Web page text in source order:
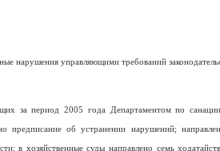
нарушения управляющими требований
за период 2005 года Департаментом по
предписание об устранении нарушений;
в хозяйственные суды направлено семь